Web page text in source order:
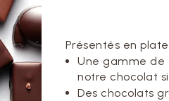
Présentés en
Une gamme de
notre chocolat
Des chocolats